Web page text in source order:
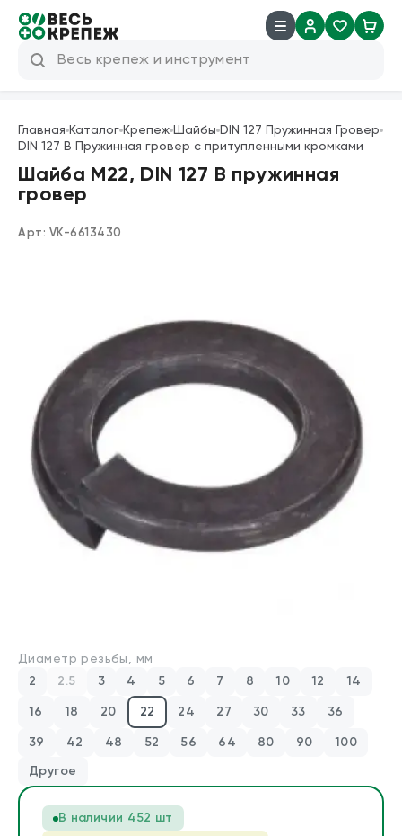
Инструмент
Крепеж
Техническая химия
Продукция брендов
Резьбовые шпильки
Производители
Для бизнеса
О компании
Калькуляторы
Калькулятор веса крепежа
Калькулятор химических анкеров
Контакты
Блог
Главная Каталог Крепеж Шайбы DIN 127 Пружинная Гровер
DIN 127 B Пружинная гровер с притупленными кромками
Шайба М22, DIN 127 B пружинная
гровер
Арт: VK-6613430
Диаметр резьбы, мм
2
2.5 3 4 5 6 7 8 10 12 14
16 18 20 22 24 27 30 33 36
39 42 48 52 56 64 80 90 100
Другое
В наличии 452 шт